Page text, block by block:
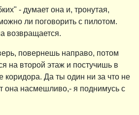
- думает она и, тронутая,
ли поговорить с пилотом.
возвращается.
повернешь направо, потом
на второй этаж и постучишь в
коридора. Да ты один ни за что не
она насмешливо,- я поднимусь с